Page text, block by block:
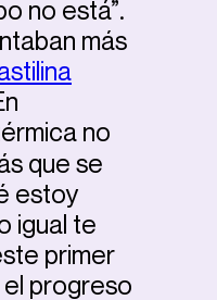
no está”.
más
no
que se
estoy
igual te
primer
el progreso